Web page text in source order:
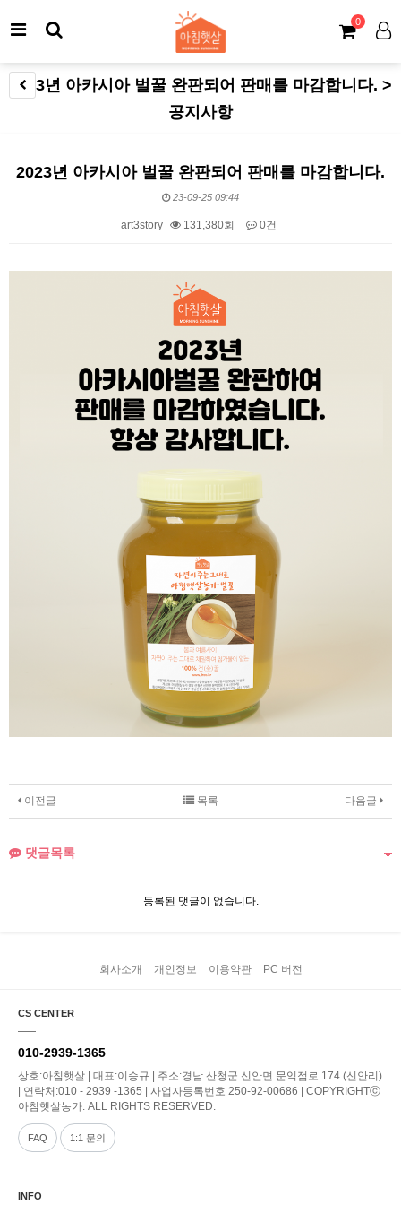
0
2023년 아카시아 벌꿀 완판되어 판매를 마감합니다. >
공지사항
2023년 아카시아 벌꿀 완판되어 판매를 마감합니다.
23-09-25 09:44
art3story 131,380회 0건
본문
이전글 다음글
목록
댓글목록
등록된 댓글이 없습니다.
회사소개 개인정보 이용약관 PC 버전
CS CENTER
010-2939-1365
상호:아침햇살 | 대표:이승규 | 주소:경남 산청군 신안면 문익점로 174 (신안리)
| 연락처:010 - 2939 -1365 | 사업자등록번호 250-92-00686 | COPYRIGHTⓒ
아침햇살농가. ALL RIGHTS RESERVED.
FAQ 1:1 문의
INFO